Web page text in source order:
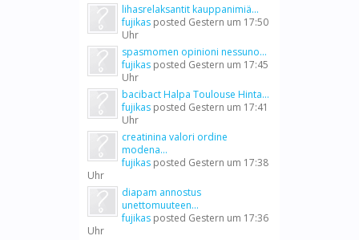
lihasrelaksantit kauppanimiä...
fujikas posted Gestern um 17:50
Uhr
spasmomen opinioni nessuno...
fujikas posted Gestern um 17:45
Uhr
bacibact Halpa Toulouse Hinta...
fujikas posted Gestern um 17:41
Uhr
creatinina valori ordine
modena...
fujikas posted Gestern um 17:38
Uhr
diapam annostus
unettomuuteen...
fujikas posted Gestern um 17:36
Uhr